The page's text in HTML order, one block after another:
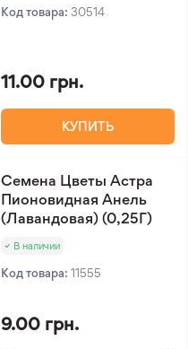
Код товара: 30514
11.00 грн.
КУПИТЬ
Семена Цветы Астра
Пионовидная Анель
(Лавандовая) (0,25Г)
В наличии
Код товара: 11555
9.00 грн.